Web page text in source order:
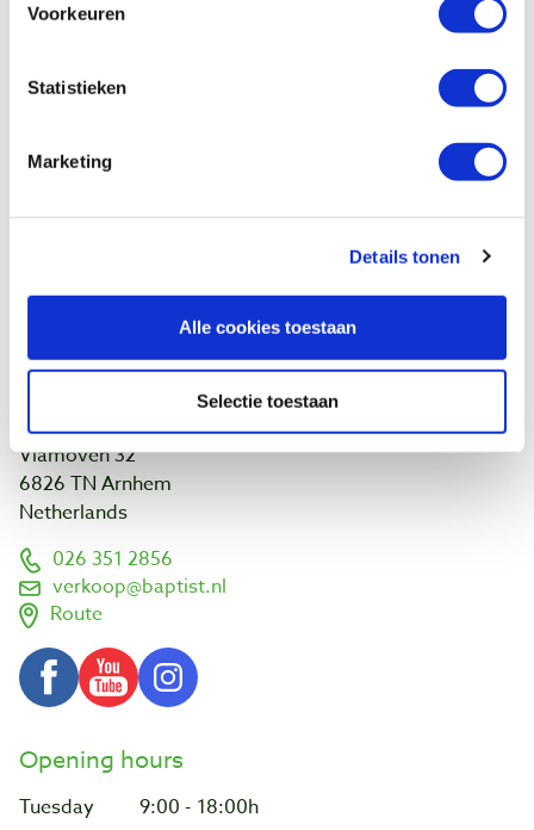
Voorkeuren
Statistieken
Marketing
Details tonen
Alle cookies toestaan
Selectie toestaan
Payment
Calendar
Links and addresses
Customer projects
Vlamoven 32
6826 TN Arnhem
Netherlands
026 351 2856
verkoop@baptist.nl
Route
Opening hours
Tuesday
9:00 - 18:00h